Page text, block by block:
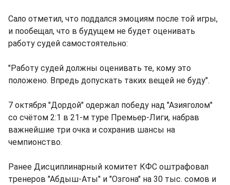
Сало отметил, что поддался эмоциям после той игры,
и пообещал, что в будущем не будет оценивать
работу судей самостоятельно:
"Работу судей должны оценивать те, кому это
положено. Впредь допускать таких вещей не буду".
7 октября "Дордой" одержал победу над "Азияголом"
со счётом 2:1 в 21-м туре Премьер-Лиги, набрав
важнейшие три очка и сохранив шансы на
чемпионство.
Ранее Дисциплинарный комитет КФС оштрафовал
тренеров "Абдыш-Аты" и "Озгона" на 30 тыс. сомов и